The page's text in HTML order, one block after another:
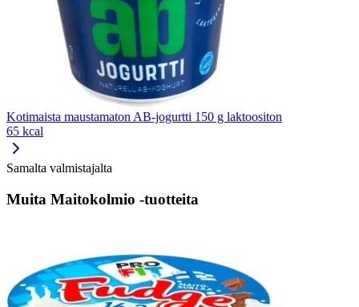
Kotimaista maustamaton AB-jogurtti 150 g laktoositon
65 kcal
Samalta valmistajalta
Muita Maitokolmio -tuotteita